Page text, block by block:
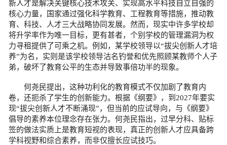
新人才是解决关键核心技术攻关、实现高水平科技自立自强的
核心力量，国家通过强化科学教育、工程教育等措施，推动教
育、科技、人才三大战略协同发展。然而，现实中许多学校却
将升学率作为唯一目标，更有甚者，个别学校的管理漏洞为权
力寻租提供了可乘之机。例如，某学校领导以“拔尖创新人才培
养”为名，实则是该学校领导沽名钓誉和优先照顾某教师个人子
弟，破坏了教育公平的生态并导致事倍功半的现象。
何尧民提出，这种功利化的教育模式不仅加剧了教育内
卷，还扼杀了学生的创新能力。根据《纲要》，到2027年要实
现“拔尖创新人才不断涌现”，但当前的应试导向，与《纲要》
倡导的素养本位理念存在张力。何尧民指出，过早分科、贴标
签的做法实质上是教育短视的表现，真正的创新人才应具备跨
学科视野和综合素养，而非仅擅长应试技巧。